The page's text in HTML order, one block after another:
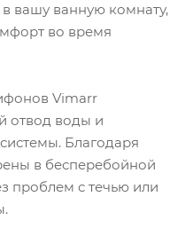
вашу ванную комнату,
во время
Vimarr
отвод воды и
Благодаря
в бесперебойной
проблем с течью или